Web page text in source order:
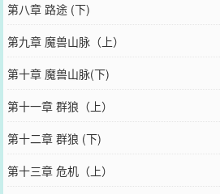
第八章 路途 (下)
第九章 魔兽山脉（上）
第十章 魔兽山脉(下)
第十一章 群狼（上）
第十二章 群狼 (下)
第十三章 危机（上）